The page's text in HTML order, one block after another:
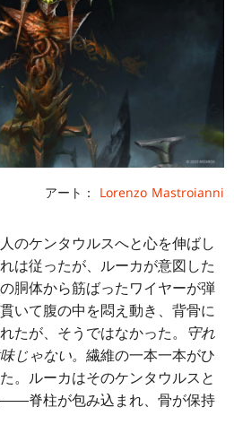
アート： Lorenzo Mastroianni
のケンタウルスへと心を伸ばし
は従ったが、ルーカが意図した
胴体から筋ばったワイヤーが弾
いて腹の中を悶え動き、背骨に
たが、そうではなかった。 守れ
じゃない。繊維の一本一本がひ
。ルーカはそのケンタウルスと
脊柱が包み込まれ、骨が保持